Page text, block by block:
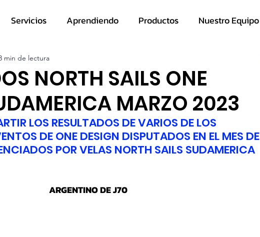
Servicios Aprendiendo Productos Nuestro Equipo
NORTH SAILS ONE
MARZO 2023
min de lectura
LOS RESULTADOS DE VARIOS DE LOS
DE ONE DESIGN DISPUTADOS EN EL MES DE
POR VELAS NORTH SAILS SUDAMERICA
ARGENTINO DE J70